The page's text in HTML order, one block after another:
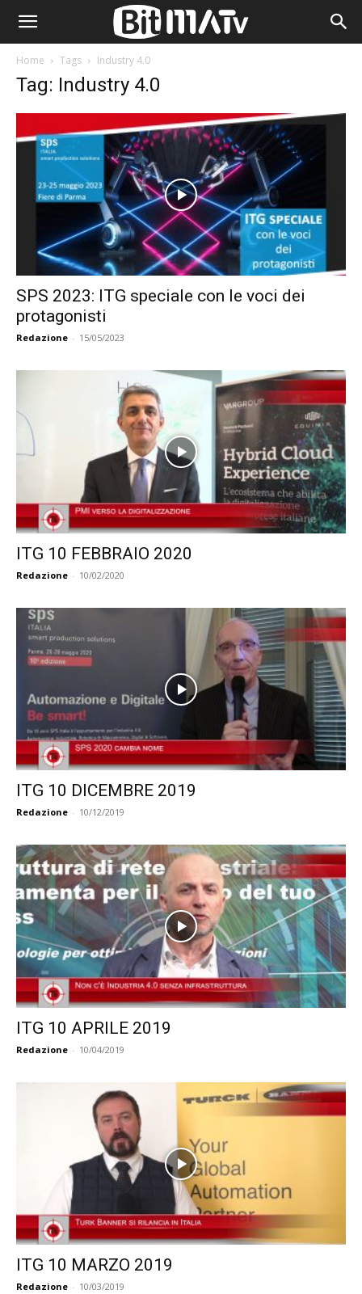
Home Tags Industry 4.0
Tag: Industry 4.0
SPS 2023: ITG speciale con le voci dei
protagonisti
Redazione - 15/05/2023
ITG 10 FEBBRAIO 2020
Redazione - 10/02/2020
ITG 10 DICEMBRE 2019
Redazione - 10/12/2019
ITG 10 APRILE 2019
Redazione - 10/04/2019
ITG 10 MARZO 2019
Redazione - 10/03/2019